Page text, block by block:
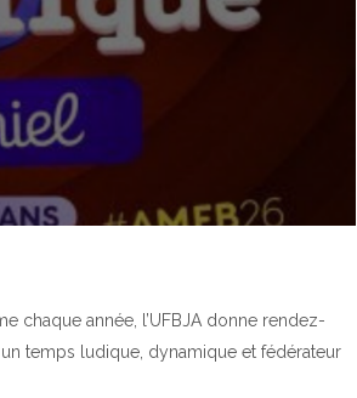
chaque année, l’UFBJA donne rendez-
un temps ludique, dynamique et fédérateur